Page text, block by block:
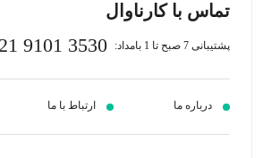
تماس با کارناوال
پشتیبانی 7 صبح تا 1 بامداد: 9101 3530
درباره ما ارتباط با ما